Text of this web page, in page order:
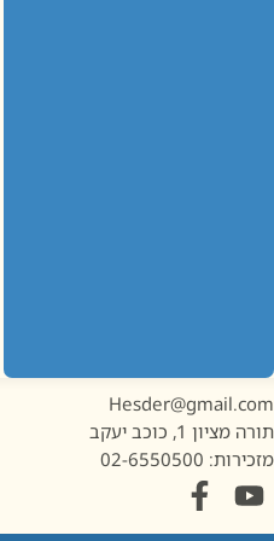
1, כוכב יעקב
02-6550500